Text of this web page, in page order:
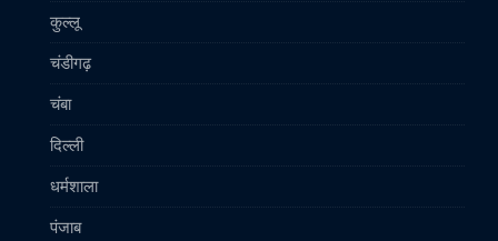
कुल्लू
चंडीगढ़
चंबा
दिल्ली
धर्मशाला
पंजाब